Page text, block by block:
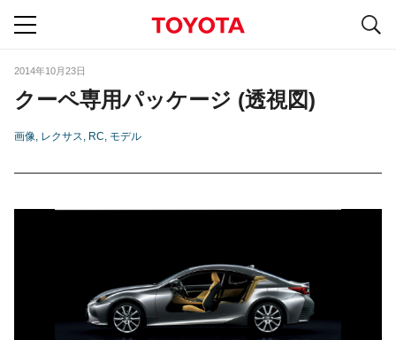
2014年10月23日
クーペ専用パッケージ (透視図)
画像 レクサス RC モデル